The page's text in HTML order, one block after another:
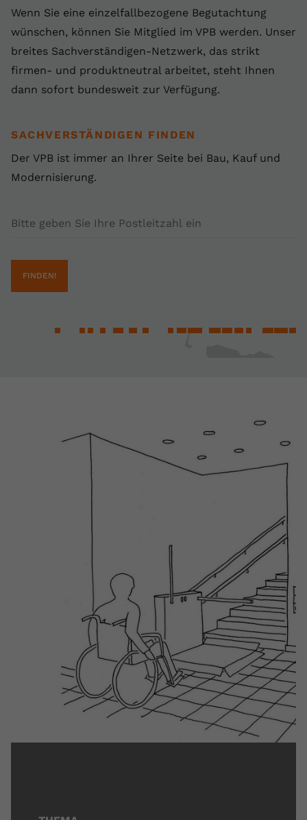
Wenn Sie eine einzelfallbezogene Begutachtung
wünschen, können Sie Mitglied im VPB werden. Unser
breites Sachverständigen-Netzwerk, das strikt
firmen- und produktneutral arbeitet, steht Ihnen
dann sofort bundesweit zur Verfügung.
SACHVERSTÄNDIGEN FINDEN
Der VPB ist immer an Ihrer Seite bei Bau, Kauf und
Modernisierung.
Postleitzahl
FINDEN!